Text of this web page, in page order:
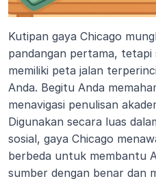
Kutipan gaya Chicago
pandangan pertama, tetapi
memiliki peta jalan
Anda. Begitu Anda
menavigasi penulisan
Digunakan secara luas
sosial, gaya Chicago
berbeda untuk membantu
sumber dengan benar dan